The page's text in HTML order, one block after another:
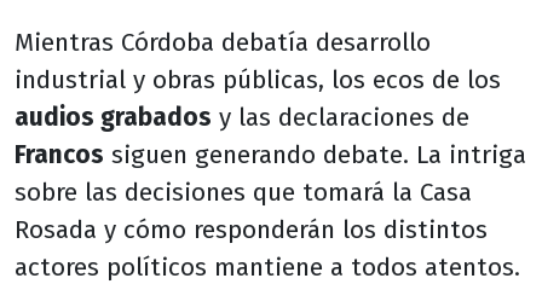
Mientras Córdoba debatía desarrollo
industrial y obras públicas, los ecos de los
audios grabados y las declaraciones de
Francos siguen generando debate. La intriga
sobre las decisiones que tomará la Casa
Rosada y cómo responderán los distintos
actores políticos mantiene a todos atentos.